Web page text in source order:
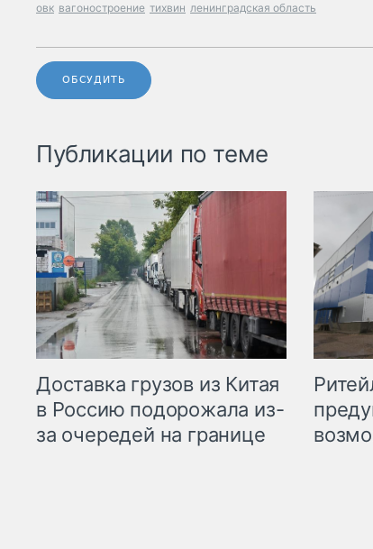
овк вагоностроение тихвин ленинградская область
ОБСУДИТЬ
Публикации по теме
Доставка грузов из Китая
в Россию подорожала из-
за очередей на границе